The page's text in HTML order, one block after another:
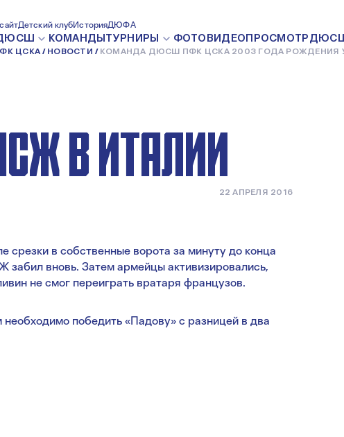
Детский клубИсторияДЮФА
КОМАНДЫТУРНИРЫ ФОТОВИДЕОПРОСМОТР
ЦСКА НОВОСТИ КОМАНДА ДЮСШ ПФК ЦСКА 2003 ГОДА РОЖДЕНИЯ
ПФК ЦСКА
В ИТАЛИИ
22 АПРЕЛЯ 2016
в собственные ворота за минуту до конца
вновь. Затем армейцы активизировались,
не смог переиграть вратаря французов.
победить «Падову» с разницей в два